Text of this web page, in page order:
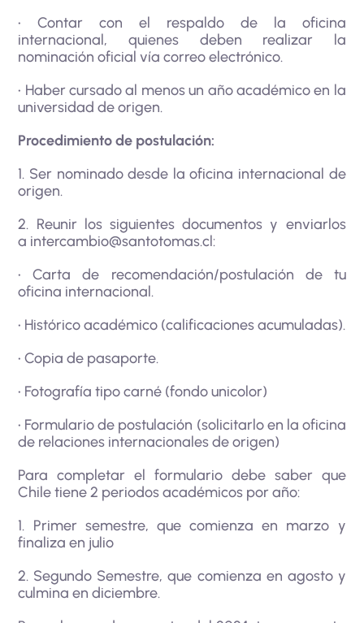
• Contar con el respaldo de la oficina
internacional, quienes deben realizar la
nominación oficial vía correo electrónico.
• Haber cursado al menos un año académico en la
universidad de origen.
Procedimiento de postulación:
1. Ser nominado desde la oficina internacional de
origen.
2. Reunir los siguientes documentos y enviarlos
a intercambio@santotomas.cl:
• Carta de recomendación/postulación de tu
oficina internacional.
• Histórico académico (calificaciones acumuladas).
• Copia de pasaporte.
• Fotografía tipo carné (fondo unicolor)
• Formulario de postulación (solicitarlo en la oficina
de relaciones internacionales de origen)
Para completar el formulario debe saber que
Chile tiene 2 periodos académicos por año:
1. Primer semestre, que comienza en marzo y
finaliza en julio
2. Segundo Semestre, que comienza en agosto y
culmina en diciembre.